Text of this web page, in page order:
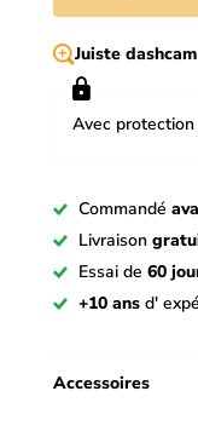
Juiste
Avec protection
Commandé
Livraison
Essai de 60
+10 ans d'
Accessoires